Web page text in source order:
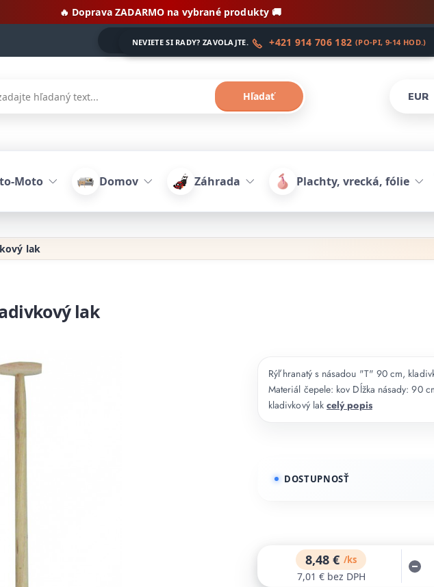
🔥 Doprava ZADARMO na vybrané produkty 🚚
EUR
Hľadať
NEVIETE SI RADY? ZAVOLAJTE. +421 914 706 182 (PO-PI, 9-14 HOD.)
Moto Domov Záhrada Plachty, vrecká, fólie
lak
lak
Rýľ hranatý s násadou "T" 90 cm,
Materiál čepele: kov Dĺžka násady: 90
kladivkový lakcelý popis
DOSTUPNOSŤ
8,48 € /ks
7,01 € bez DPH